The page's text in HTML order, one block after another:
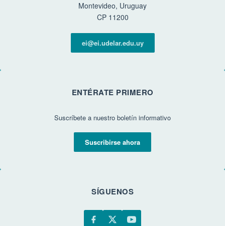
Montevideo, Uruguay
CP 11200
ei@ei.udelar.edu.uy
ENTÉRATE PRIMERO
Suscríbete a nuestro boletín informativo
Suscribirse ahora
SÍGUENOS